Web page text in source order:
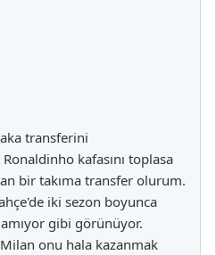
transferini
kafasını toplasa
bir takıma transfer olurum.
iki sezon boyunca
gibi görünüyor.
onu hala kazanmak